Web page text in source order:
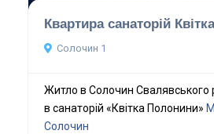
Квартира санаторій
Солочин 1
Житло в Солочин Свалявського
в санаторій «Квітка Полонини»
Солочин